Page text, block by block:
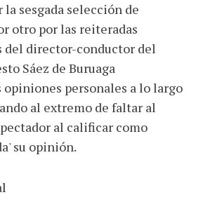
la sesgada selección de
otro por las reiteradas
director-conductor del
Sáez de Buruaga
opiniones personales a lo largo
al extremo de faltar al
al calificar como
su opinión.